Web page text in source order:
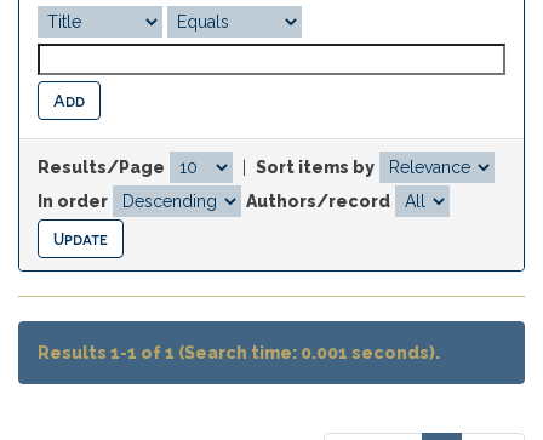
Results/Page
Sort items by
In order
Authors/record
Results 1-1 of 1 (Search time: 0.001 seconds).